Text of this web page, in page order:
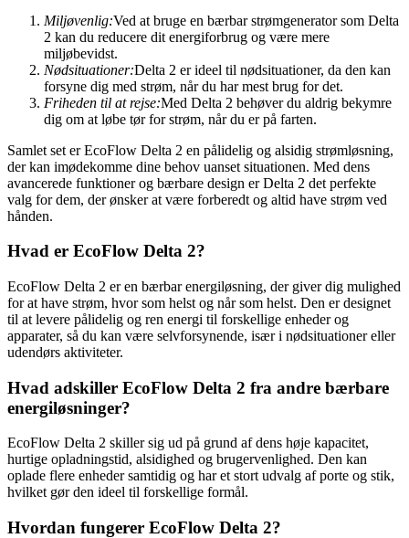
Miljøvenlig:Ved at bruge en bærbar strømgenerator som Delta
2 kan du reducere dit energiforbrug og være mere
miljøbevidst.
Nødsituationer:Delta 2 er ideel til nødsituationer, da den kan
forsyne dig med strøm, når du har mest brug for det.
Friheden til at rejse:Med Delta 2 behøver du aldrig bekymre
dig om at løbe tør for strøm, når du er på farten.
Samlet set er EcoFlow Delta 2 en pålidelig og alsidig strømløsning,
der kan imødekomme dine behov uanset situationen. Med dens
avancerede funktioner og bærbare design er Delta 2 det perfekte
valg for dem, der ønsker at være forberedt og altid have strøm ved
hånden.
Hvad er EcoFlow Delta 2?
EcoFlow Delta 2 er en bærbar energiløsning, der giver dig mulighed
for at have strøm, hvor som helst og når som helst. Den er designet
til at levere pålidelig og ren energi til forskellige enheder og
apparater, så du kan være selvforsynende, især i nødsituationer eller
udendørs aktiviteter.
Hvad adskiller EcoFlow Delta 2 fra andre bærbare
energiløsninger?
EcoFlow Delta 2 skiller sig ud på grund af dens høje kapacitet,
hurtige opladningstid, alsidighed og brugervenlighed. Den kan
oplade flere enheder samtidig og har et stort udvalg af porte og stik,
hvilket gør den ideel til forskellige formål.
Hvordan fungerer EcoFlow Delta 2?